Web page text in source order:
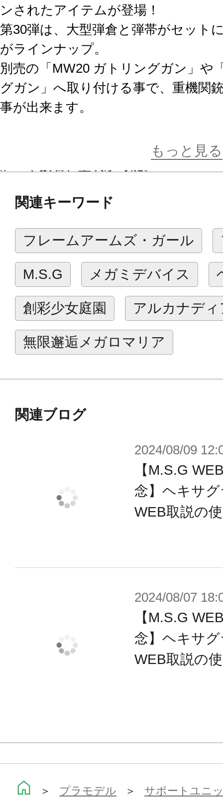
ンされたアイテムが登場！
第30弾は、大型弾倉と弾帯がセット
がラインナップ。
別売の「MW20 ガトリングガン」や
グガン」へ取り付ける事で、重機関
事が出来ます。
■ベルト部分はプラスチック製で、
り」、「うねり」といった表現も自
ンユニットやM.S.Gヘヴィウェポン
ドポイント（3㎜径接続穴）へ簡単
■本商品を複数使用することで弾帯
長することが可能です。
※本製品は再生産です。再生産に伴
ております。
※画像は試作品です。実際の商品と
※本製品はお客様ご自身で組み立て
もっと見る
関連キーワード
フレームアームズ・ガール
M.S.G メガミデバイス
創彩少女庭園 アルカナディ
無限邂逅メガロマリア
関連ブログ
2024/08/09
【M.S.G
念】ヘキサ
WEB取説の
2024/08/07
【M.S.G
念】ヘキサ
WEB取説の
＞ プラモデル ＞ サポートユニ